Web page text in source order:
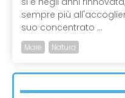
sempre più
suo concentrato ...
Mare Natura